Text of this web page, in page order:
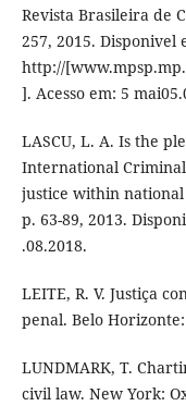
Revista Brasileira de
257, 2015. Disponivel
http://
]. Acesso em: 5
LASCU, L. A. Is the
International
justice within national
p. 63-89, 2013.
.08.2018.
LEITE, R. V. Justiça
penal. Belo Horizonte:
LUNDMARK, T.
civil law. New York: